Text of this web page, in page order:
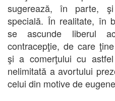
sugerează, în parte,
specială. În realitate, în
se ascunde liberul
contracepţie, de care
şi a comerţului cu
nelimitată a avortului
celui din motive de